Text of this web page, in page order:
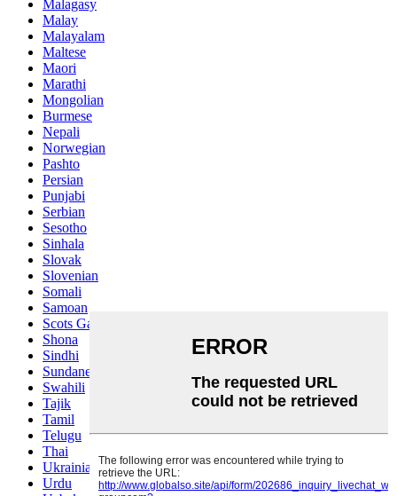
Malagasy
Malay
Malayalam
Maltese
Maori
Marathi
Mongolian
Burmese
Nepali
Norwegian
Pashto
Persian
Punjabi
Serbian
Sesotho
Sinhala
Slovak
Slovenian
Somali
Samoan
Scots Gaelic
Shona
Sindhi
Sundanese
Swahili
Tajik
Tamil
Telugu
Thai
Ukrainian
Urdu